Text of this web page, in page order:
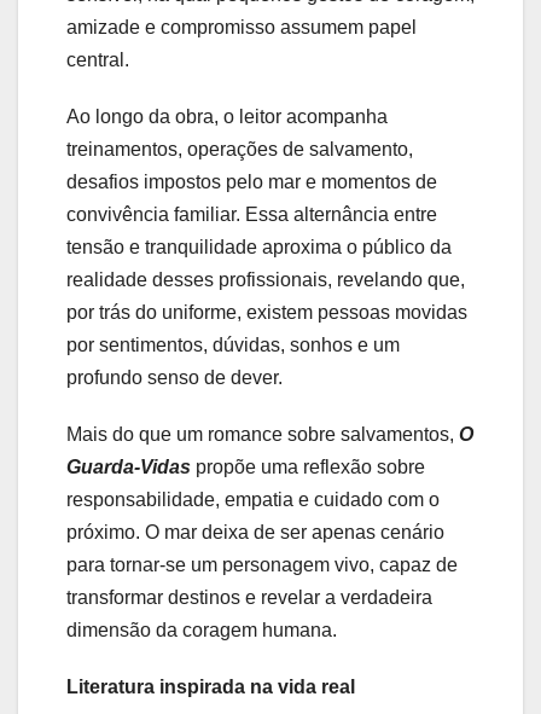
amizade e compromisso assumem papel
central.
Ao longo da obra, o leitor acompanha
treinamentos, operações de salvamento,
desafios impostos pelo mar e momentos de
convivência familiar. Essa alternância entre
tensão e tranquilidade aproxima o público da
realidade desses profissionais, revelando que,
por trás do uniforme, existem pessoas movidas
por sentimentos, dúvidas, sonhos e um
profundo senso de dever.
Mais do que um romance sobre salvamentos, O
Guarda-Vidas propõe uma reflexão sobre
responsabilidade, empatia e cuidado com o
próximo. O mar deixa de ser apenas cenário
para tornar-se um personagem vivo, capaz de
transformar destinos e revelar a verdadeira
dimensão da coragem humana.
Literatura inspirada na vida real